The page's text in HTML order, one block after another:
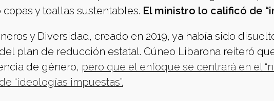
y toallas sustentables. El ministro lo calificó de
y Diversidad, creado en 2019, ya había sido
plan de reducción estatal. Cúneo Libarona reiteró
de género, pero que el enfoque se centrará en el
“ideologías impuestas”.